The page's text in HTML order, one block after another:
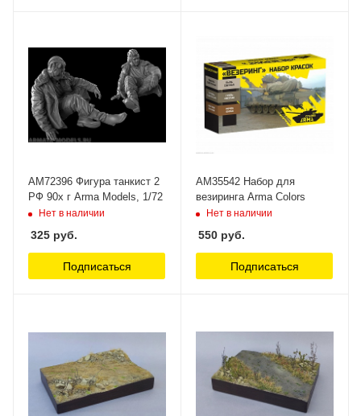
AM72396 Фигура танкист 2
РФ 90х г Arma Models, 1/72
Нет в наличии
325 руб.
Подписаться
AM35542 Набор для
везиринга Arma Colors
Нет в наличии
550 руб.
Подписаться